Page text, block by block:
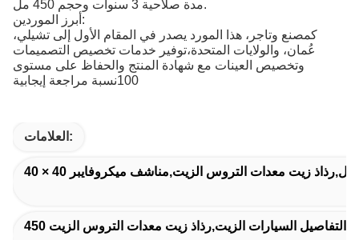
مدة صلاحية 3 سنوات وحجم 450 مل.
أبرز الموردين:
كمصنع وتاجر، هذا المورد يصدر في المقام الأول إلى تشيلي،
عُمان، والولايات المتحدة،توفير خدمات تخصيص التصميمات
وتخصيص العينات مع شهادة المنتج والحفاظ على مستوى
100نسبة مراجعة إيجابية
العلامات:
التفاصيل السيارات الزيت,رذاذ زيت معدات التروس الزيت